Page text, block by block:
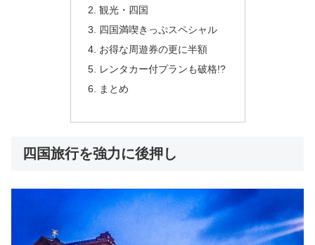
観光・四国
四国満喫きっぷスペシャル
お得な周遊券の更に半額
レンタカー付プランも破格!?
まとめ
四国旅行を強力に後押し